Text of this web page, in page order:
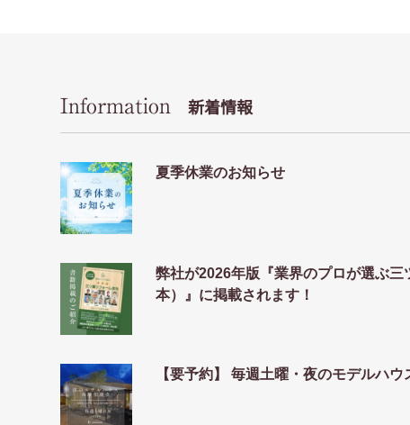
Information 新着情報
夏季休業のお知らせ
弊社が2026年版『業界のプロが選ぶ三
本）』に掲載されます！
【要予約】 毎週土曜・夜のモデルハウ